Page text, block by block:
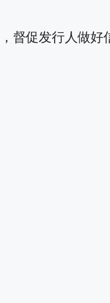
督促发行人做好